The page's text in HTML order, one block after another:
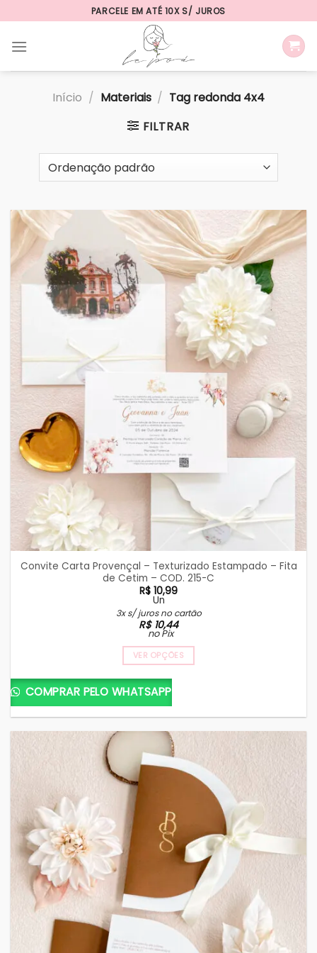
to
content
PARCELE EM ATÉ 10X S/ JUROS
Início / Materiais / Tag redonda 4x4
FILTRAR
Convite Carta Provençal – Texturizado Estampado – Fita
de Cetim – COD. 215-C
R$ 10,99
Un
3x s/ juros no cartão
R$10,44
no Pix
VER OPÇÕES
COMPRAR PELO WHATSAPP